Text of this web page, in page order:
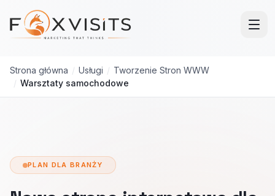
Przejdź do treści głównej
Strona główna / Usługi / Tworzenie Stron WWW
/ Warsztaty samochodowe
PLAN DLA BRANŻY